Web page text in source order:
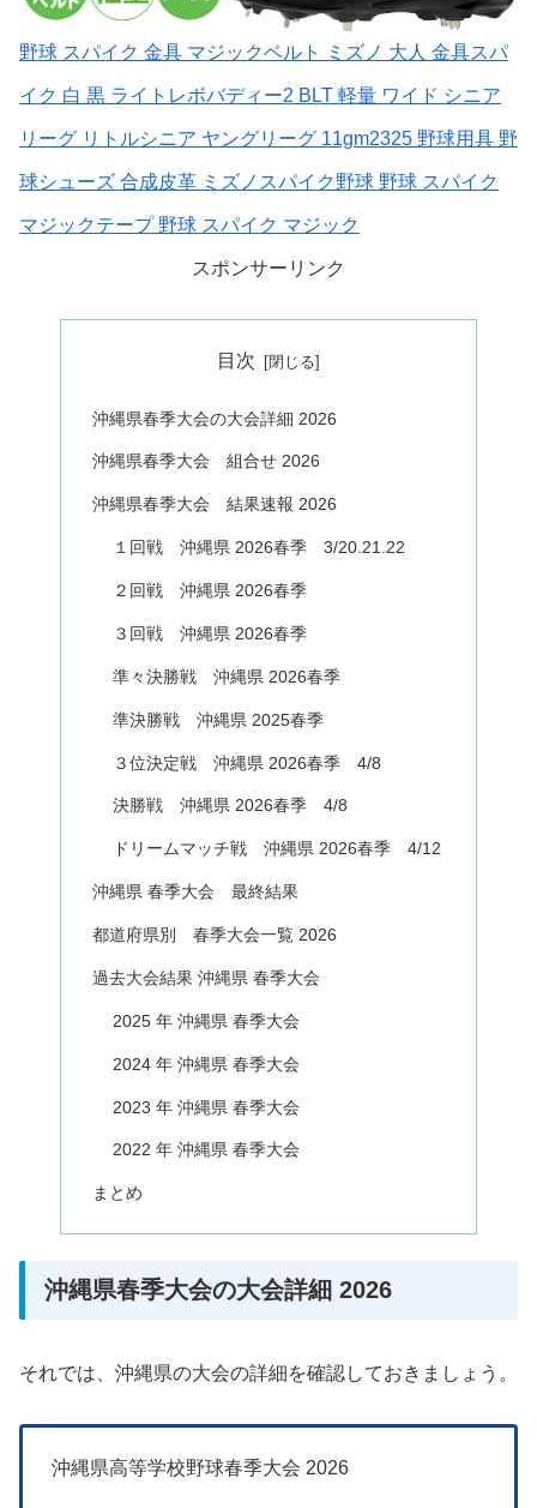
野球 スパイク 金具 マジックベルト ミズノ 大人 金具スパ
イク 白 黒 ライトレボバディー2 BLT 軽量 ワイド シニア
リーグ リトルシニア ヤングリーグ 11gm2325 野球用具 野
球シューズ 合成皮革 ミズノスパイク野球 野球 スパイク
マジックテープ 野球 スパイク マジック
スポンサーリンク
目次
沖縄県春季大会の大会詳細 2026
沖縄県春季大会 組合せ 2026
沖縄県春季大会 結果速報 2026
１回戦 沖縄県 2026春季 3/20.21.22
２回戦 沖縄県 2026春季
３回戦 沖縄県 2026春季
準々決勝戦 沖縄県 2026春季
準決勝戦 沖縄県 2025春季
３位決定戦 沖縄県 2026春季 4/8
決勝戦 沖縄県 2026春季 4/8
ドリームマッチ戦 沖縄県 2026春季 4/12
沖縄県 春季大会 最終結果
都道府県別 春季大会一覧 2026
過去大会結果 沖縄県 春季大会
2025 年 沖縄県 春季大会
2024 年 沖縄県 春季大会
2023 年 沖縄県 春季大会
2022 年 沖縄県 春季大会
まとめ
沖縄県春季大会の大会詳細 2026
それでは、沖縄県の大会の詳細を確認しておきましょう。
沖縄県高等学校野球春季大会 2026